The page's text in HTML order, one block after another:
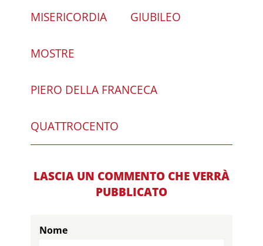
MISERICORDIA GIUBILEO
MOSTRE
PIERO DELLA FRANCECA
QUATTROCENTO
LASCIA UN COMMENTO CHE VERRÀ
PUBBLICATO
Nome